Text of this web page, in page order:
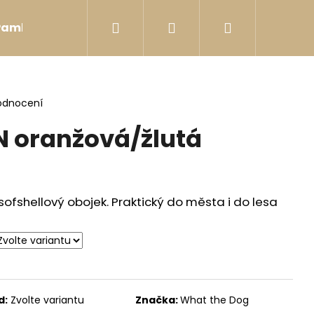
Postroje HračkyPřihlášení
oranžová/žlutá
obojek. Praktický do města i do lesa
Zvolte variantu Značka:What the Dog